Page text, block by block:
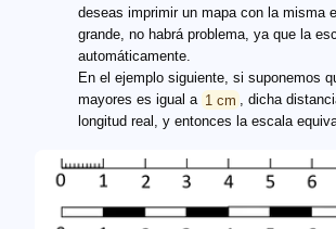
deseas imprimir un mapa con la misma
grande, no habrá problema, ya que la
automáticamente.
En el ejemplo siguiente, si suponemos
mayores es igual a 1 cm , dicha
longitud real, y entonces la escala